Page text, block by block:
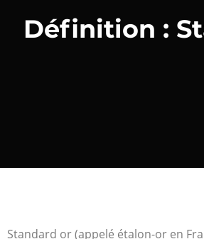
Définition :
Standard or (appelé étalon-or en